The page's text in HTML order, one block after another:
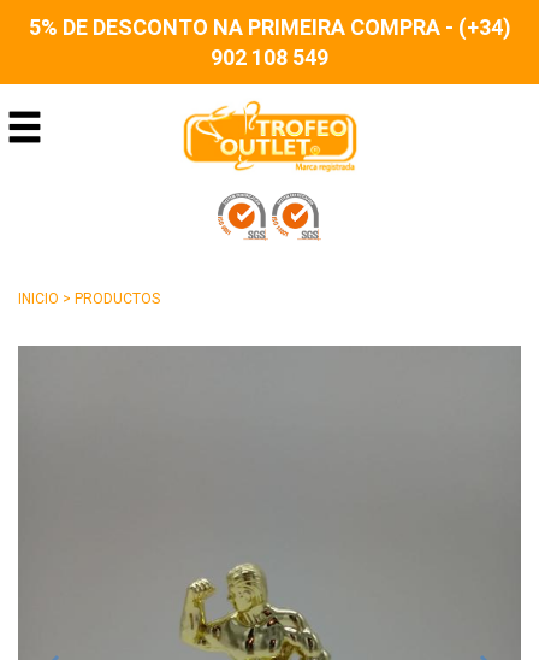
5% DE DESCONTO NA PRIMEIRA COMPRA - (+34)
902 108 549
INICIO > PRODUCTOS